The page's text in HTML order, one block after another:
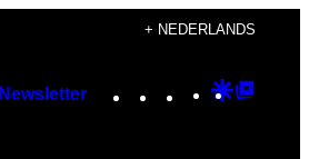
+ NEDERLANDS
Newsletter Instagram
TikTok
YouTube
Google